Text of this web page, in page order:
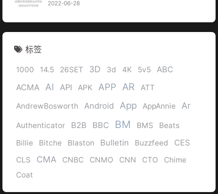
2022-06-28
标签
1000 14.5 26SET 3D 3d 4K 5v5
ABC
ACMA AI API APK APP AR
ATT
AndrewBosworth
Android App AppAnnie Ar
Authenticator B2B BBC BM BMS
Beats
Billie
Bitche Blaston Bulletin Buzzfeed CES
CLS CMA CNBC CNMO CNN CTO
Chime
Coat